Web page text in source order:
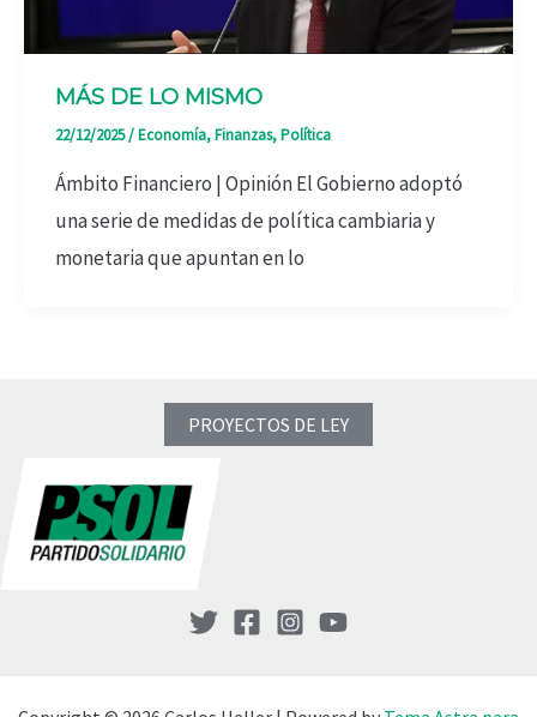
MÁS DE LO MISMO
22/12/2025/Economía,Finanzas,Política
Ámbito Financiero | Opinión El Gobierno adoptó
una serie de medidas de política cambiaria y
monetaria que apuntan en lo
PROYECTOS DE LEY